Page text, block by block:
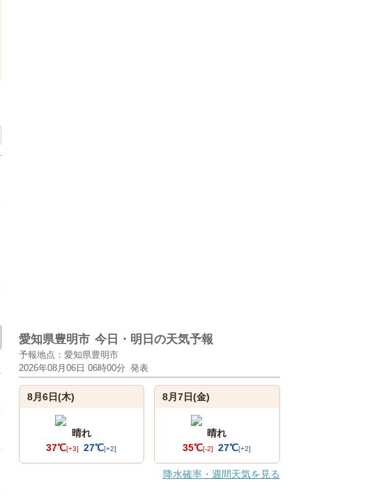
愛知県豊明市 今日・明日の天気予報
予報地点：愛知県豊明市
2026年08月06日 06時00分 発表
8月6日(木)
晴れ
37℃[+3] 27℃[+2]
8月7日(金)
晴れ
35℃[-2] 27℃[+2]
降水確率・週間天気を見る